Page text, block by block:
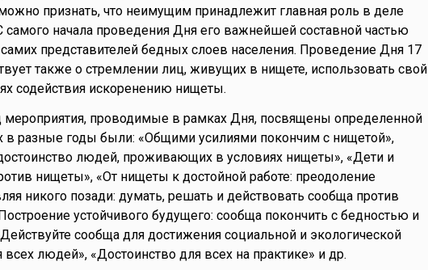
признать, что неимущим принадлежит главная роль в деле
начала проведения Дня его важнейшей составной частью
представителей бедных слоев населения. Проведение Дня 17
также о стремлении лиц, живущих в нищете, использовать свой
содействия искоренению нищеты.
проводимые в рамках Дня, посвящены определенной
в разные годы были: «Общими усилиями покончим с нищетой»,
людей, проживающих в условиях нищеты», «Дети и
нищеты», «От нищеты к достойной работе: преодоление
никого позади: думать, решать и действовать сообща против
устойчивого будущего: сообща покончить с бедностью и
сообща для достижения социальной и экологической
людей», «Достоинство для всех на практике» и др.